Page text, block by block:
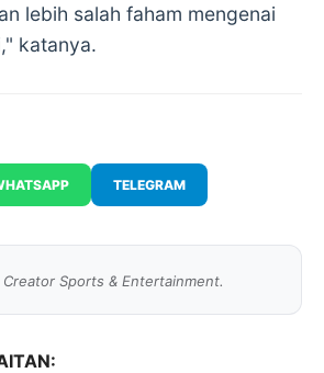
lebih salah faham mengenai
katanya.
TELEGRAM
Sports & Entertainment.